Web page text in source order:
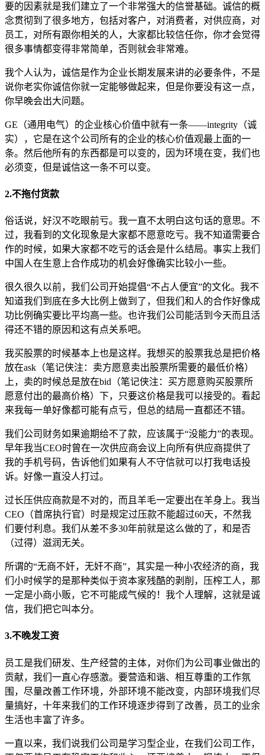
要的因素就是我们建立了一个非常强大的信誉基础。诚信的概
念贯彻到了很多地方，包括对客户，对消费者，对供应商，对
员工，对所有跟你相关的人，大家都比较信任你，你才会觉得
很多事情都变得非常简单，否则就会非常难。
我个人认为，诚信是作为企业长期发展来讲的必要条件，不是
说你老实你诚信你就一定能够做起来，但是你要没有这一点，
你早晚会出大问题。
GE（通用电气）的企业核心价值中就有一条——integrity（诚
实），它是在这个公司所有的企业的核心价值观最上面的一
条。然后他所有的东西都是可以变的，因为环境在变，我们也
必须变，但是诚信这一条不可以变。
2.不拖付货款
俗话说，好汉不吃眼前亏。我一直不太明白这句话的意思。不
过，我看到的文化现象是大家都不愿意吃亏。我不知道需要合
作的时候，如果大家都不吃亏的话会是什么结局。事实上我们
中国人在生意上合作成功的机会好像确实比较小一些。
很久很久以前，我们公司开始提倡“不占人便宜”的文化。我不
知道我们到底在多大比例上做到了，但我们和人的合作好像成
功比例确实要比平均高一些。也许我们公司能活到今天而且活
得还不错的原因和这有点关系吧。
我买股票的时候基本上也是这样。我想买的股票我总是把价格
放在ask（笔记侠注：卖方愿意卖出股票所需要的最低价格）
上，卖的时候总是放在bid（笔记侠注：买方愿意购买股票所
愿意付出的最高价格）下，只要这价格是我可以接受的。看起
来我每一单好像都可能有点亏，但总的结局一直都还不错。
我们公司财务如果逾期给不了款，应该属于“没能力”的表现。
早年我当CEO时曾在一次供应商会议上向所有供应商提供了
我的手机号码，告诉他们如果有人不守信就可以打我电话投
诉。好像一直没人打过。
过长压供应商款是不对的，而且羊毛一定要出在羊身上。我当
CEO（首席执行官）时是规定过压款不能超过60天，不然我
们要付利息。我们从差不多30年前就是这么做的了，和是否
（过得）滋润无关。
所谓的“无商不奸，无奸不商”，其实是一种小农经济的商，我
们小时候学的是那种类似于资本家残酷的剥削，压榨工人，那
一定是小商小贩，它不可能成气候的！我个人理解，这就是诚
信，我们把它叫本分。
3.不晚发工资
员工是我们研发、生产经营的主体，对你们为公司事业做出的
贡献，我们一直心存感激。要营造和谐、相互尊重的工作氛
围，尽量改善工作环境，外部环境不能改变，内部环境我们尽
量搞好，十年来我们的工作环境逐步得到了改善，员工的业余
生活也丰富了许多。
一直以来，我们说我们公司是学习型企业，在我们公司工作，